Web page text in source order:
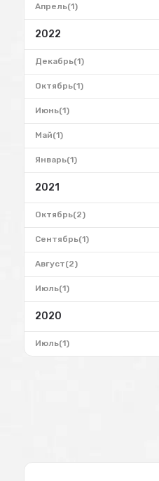
Апрель(1)
2022
Декабрь(1)
Октябрь(1)
Июнь(1)
Май(1)
Январь(1)
2021
Октябрь(2)
Сентябрь(1)
Август(2)
Июль(1)
2020
Июль(1)